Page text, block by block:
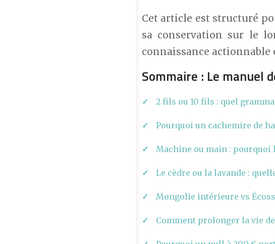
Cet article est structuré
sa conservation sur le
connaissance actionnable
Sommaire : Le manuel
2 fils ou 10 fils : quel
Pourquoi un cachemire de
Machine ou main : pourquoi
Le cèdre ou la lavande :
Mongolie intérieure vs
Comment prolonger la vie